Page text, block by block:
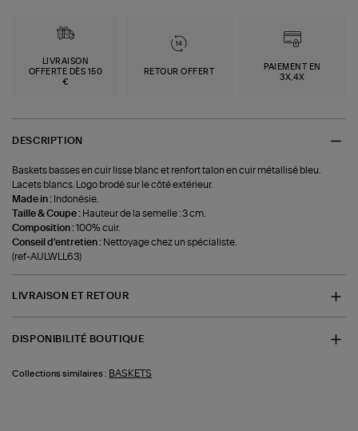
LIVRAISON
OFFERTE DÈS 150
€
RETOUR OFFERT
PAIEMENT EN
3X,4X
DESCRIPTION
Baskets basses en cuir lisse blanc et renfort talon en cuir métallisé bleu.
Lacets blancs. Logo brodé sur le côté extérieur.
Made in : Indonésie.
Taille & Coupe : Hauteur de la semelle : 3 cm.
Composition :100% cuir.
Conseil d'entretien : Nettoyage chez un spécialiste.
(ref-AULWLL63)
LIVRAISON ET RETOUR
DISPONIBILITÉ BOUTIQUE
Collections similaires : BASKETS